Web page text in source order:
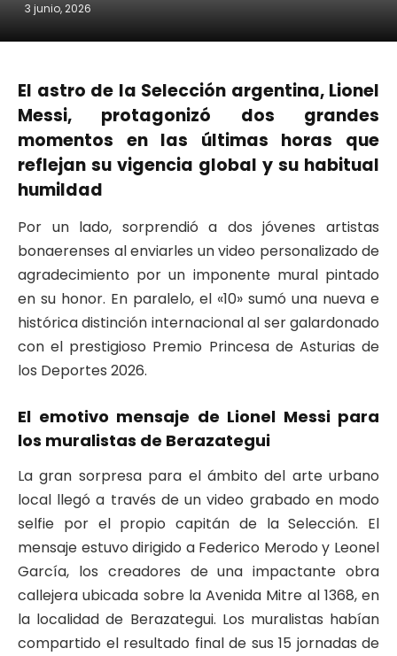
3 junio, 2026
El astro de la Selección argentina, Lionel
Messi, protagonizó dos grandes
momentos en las últimas horas que
reflejan su vigencia global y su habitual
humildad
Por un lado, sorprendió a dos jóvenes artistas
bonaerenses al enviarles un video personalizado de
agradecimiento por un imponente mural pintado
en su honor. En paralelo, el «10» sumó una nueva e
histórica distinción internacional al ser galardonado
con el prestigioso Premio Princesa de Asturias de
los Deportes 2026.
El emotivo mensaje de Lionel Messi para
los muralistas de Berazategui
La gran sorpresa para el ámbito del arte urbano
local llegó a través de un video grabado en modo
selfie por el propio capitán de la Selección. El
mensaje estuvo dirigido a Federico Merodo y Leonel
García, los creadores de una impactante obra
callejera ubicada sobre la Avenida Mitre al 1368, en
la localidad de Berazategui. Los muralistas habían
compartido el resultado final de sus 15 jornadas de